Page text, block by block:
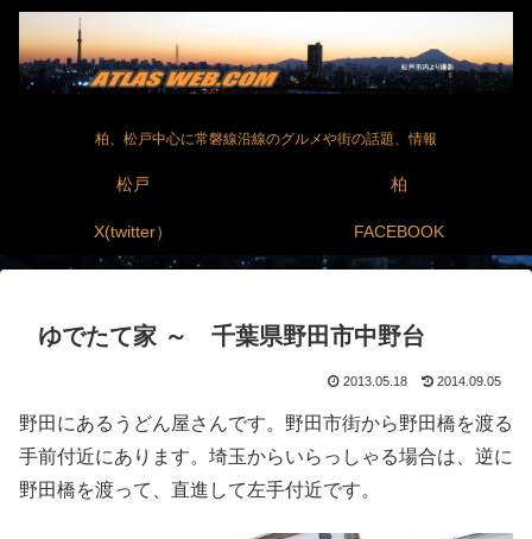
柏、松戸中心に常磐線沿線のグルメや街の話題、情報
松戸 柏
X(twitter） FACEBOOK
ゆでたて家 ～ 千葉県野田市中野台
2013.05.18 2014.09.05
野田にあるうどん屋さんです。野田市街から野田橋を渡る
手前付近にあります。埼玉からいらっしゃる場合は、逆に
野田橋を渡って、直進して左手付近です。